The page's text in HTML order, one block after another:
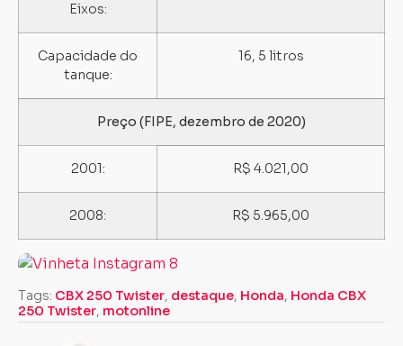
Eixos:
Capacidade do
tanque:
16, 5 litros
Preço (FIPE, dezembro de 2020)
2001: R$ 4.021,00
2008: R$ 5.965,00
Tags: CBX 250 Twister, destaque, Honda, Honda CBX
250 Twister, motonline